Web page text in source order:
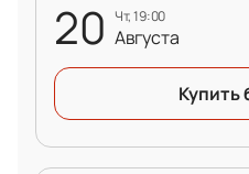
20 чт, 19:00
Августа
Купить